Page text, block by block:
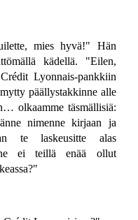
mies hyvä!" Hän
kädellä. "Eilen,
Lyonnais-pankkiin
päällystakkinne alle
olkaamme täsmällisiä:
nimenne kirjaan ja
te laskeusitte alas
ei teillä enää ollut